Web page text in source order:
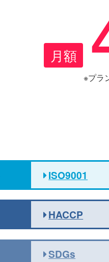
月額
※プラ
ISO9001
HACCP
SDGs